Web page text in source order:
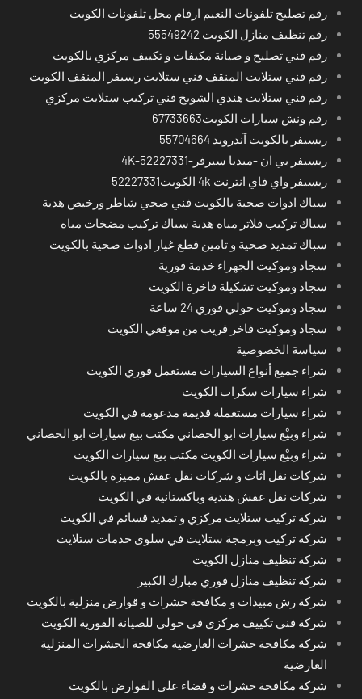
رقم تصليح تلفونات النعيم ارقام محل تلفونات الكويت
رقم تنظيف منازل الكويت 55549242
رقم فني تصليح و صيانة مكيفات و تكييف مركزي بالكويت
رقم فني ستلايت المنقف فني ستلايت رسيفر المنقف الكويت
رقم فني ستلايت هندي الشويخ فني تركيب ستلايت مركزي
رقم ونش سيارات الكويت67733663
ريسيفر بالكويت آندرويد 55704664
ريسيفر بي ان -ميديا سيرفر-4K-52227331
ريسيفر واي فاي انترنت 4k الكويت52227331
سباك ادوات صحية بالكويت فني صحي شاطر ورخيص هدية
سباك تركيب فلاتر مياه هدية سباك تركيب مضخات مياه
سباك تمديد صحية و تامين قطع غيار ادوات صحية بالكويت
سجاد وموكيت الجهراء خدمة فورية
سجاد وموكيت تشكيلة فاخرة الكويت
سجاد وموكيت حولي فوري 24 ساعة
سجاد وموكيت فاخر قريب من موقعي الكويت
سياسة الخصوصية
شراء جميع أنواع السيارات مستعمل فوري الكويت
شراء سيارات سكراب الكويت
شراء سيارات مستعملة قديمة مدعومة في الكويت
شراء وبيْع سيارات ابو الحصاني مكتب بيع سيارات ابو الحصاني
شراء وبيْع سيارات الكويت مكتب بيع سيارات الكويت
شركات نقل اثاث و شركات نقل عفش مميزة بالكويت
شركات نقل عفش هندية وباكستانية في الكويت
شركة تركيب ستلايت مركزي و تمديد قسائم في الكويت
شركة تركيب وبرمجة ستلايت في سلوى خدمات ستلايت
شركة تنظيف منازل الكويت
شركة تنظيف منازل فوري مبارك الكبير
شركة رش مبيدات و مكافحة حشرات و قوارض منزلية بالكويت
شركة فني تكييف مركزي في حولي للصيانة الفورية الكويت
شركة مكافحة حشرات العارضية مكافحة الحشرات المنزلية
العارضية
شركة مكافحة حشرات و قضاء على القوارض بالكويت